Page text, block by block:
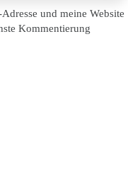
und meine Website
Kommentierung